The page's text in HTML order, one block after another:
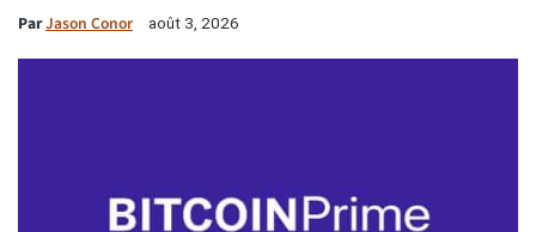
ParJason Conor août 3, 2026